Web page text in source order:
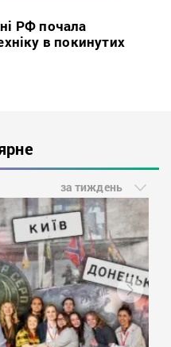
РФ почала
в покинутих
за тиждень